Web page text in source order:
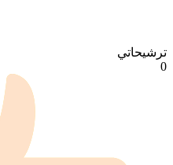
ترشيحاتي
0